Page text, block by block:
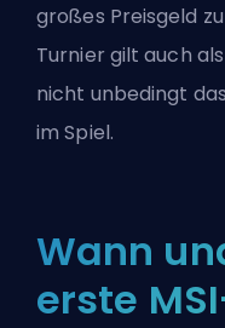
großes Preisgeld
Turnier gilt auch
nicht unbedingt
im Spiel.
Wann
erste